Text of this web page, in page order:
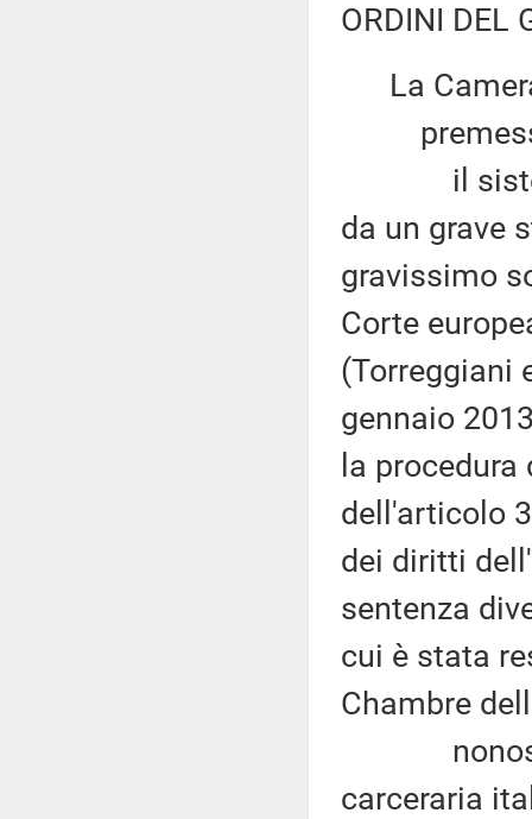
ORDINI DEL
La
il sistema
da un grave
gravissimo
Corte
(Torreggiani
gennaio
la
dell'articolo
dei diritti
sentenza
cui è stata
Chambre
carceraria